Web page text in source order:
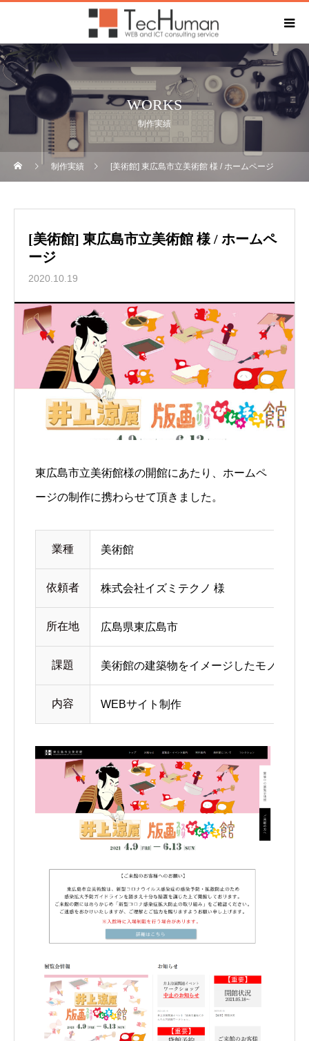
WORKS
制作実績
制作実績 [美術館] 東広島市立美術館 様 / ホームページ
[美術館] 東広島市立美術館 様 / ホームペ
ージ
2020.10.19
東広島市立美術館様の開館にあたり、ホームペ
ージの制作に携わらせて頂きました。
業種 美術館
依頼者 株式会社イズミテクノ 様
所在地 広島県東広島市
課題 美術館の建築物をイメージしたモノトー
内容 WEBサイト制作